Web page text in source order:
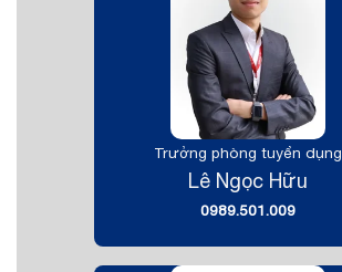
Trưởng phòng tuyển dụng
Lê Ngọc Hữu
0989.501.009